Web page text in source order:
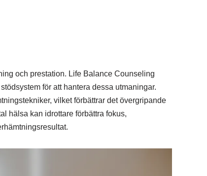
och prestation. Life Balance Counseling
för att hantera dessa utmaningar.
vilket förbättrar det övergripande
hälsa kan idrottare förbättra fokus,